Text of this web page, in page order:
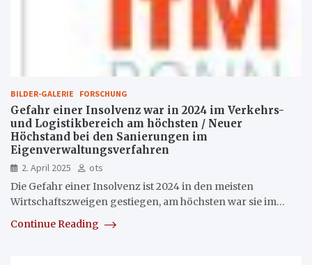
BILDER-GALERIE FORSCHUNG
Gefahr einer Insolvenz war in 2024 im Verkehrs-
und Logistikbereich am höchsten / Neuer
Höchstand bei den Sanierungen im
Eigenverwaltungsverfahren
2. April 2025
ots
Die Gefahr einer Insolvenz ist 2024 in den meisten
Wirtschaftszweigen gestiegen, am höchsten war sie im…
Continue Reading